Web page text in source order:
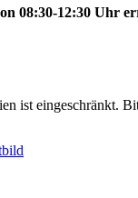
08:30-12:30 Uhr
ist eingeschränkt.